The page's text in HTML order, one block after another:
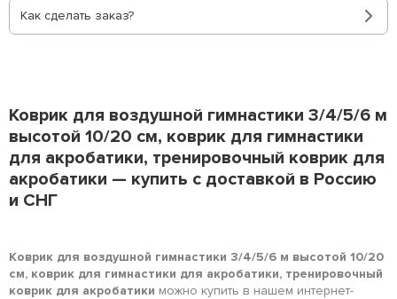
Как сделать заказ?
Коврик для воздушной гимнастики 3/4/5/6 м
высотой 10/20 см, коврик для гимнастики
для акробатики, тренировочный коврик для
акробатики — купить с доставкой в Россию
и СНГ
Коврик для воздушной гимнастики 3/4/5/6 м высотой 10/20
см, коврик для гимнастики для акробатики, тренировочный
коврик для акробатики можно купить в нашем интернет-